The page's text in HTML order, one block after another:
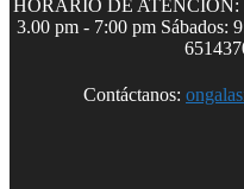
HORARIO DE ATENCIÓN:
3.00 pm - 7:00 pm Sábados:
Contáctanos: